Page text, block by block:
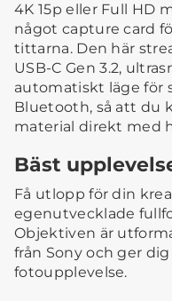
4K 15p eller Full HD
något capture card
tittarna. Den här
USB-C Gen 3.2,
automatiskt läge för
Bluetooth, så att du
material direkt med
Bäst
Få utlopp för din
egenutvecklade
Objektiven är
från Sony och ger
fotoupplevelse.